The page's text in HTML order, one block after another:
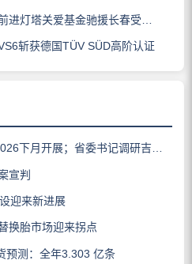
塔关爱基金驰援长春受灾门店
斩获德国TÜV SÜD高阶认证
玲珑；佳通推出新能源轻卡轮胎；三角轮胎斩获大奖；中策宣布涨价
宣判
迎来新进展
换胎市场迎来拐点
预测：全年3.303 亿条